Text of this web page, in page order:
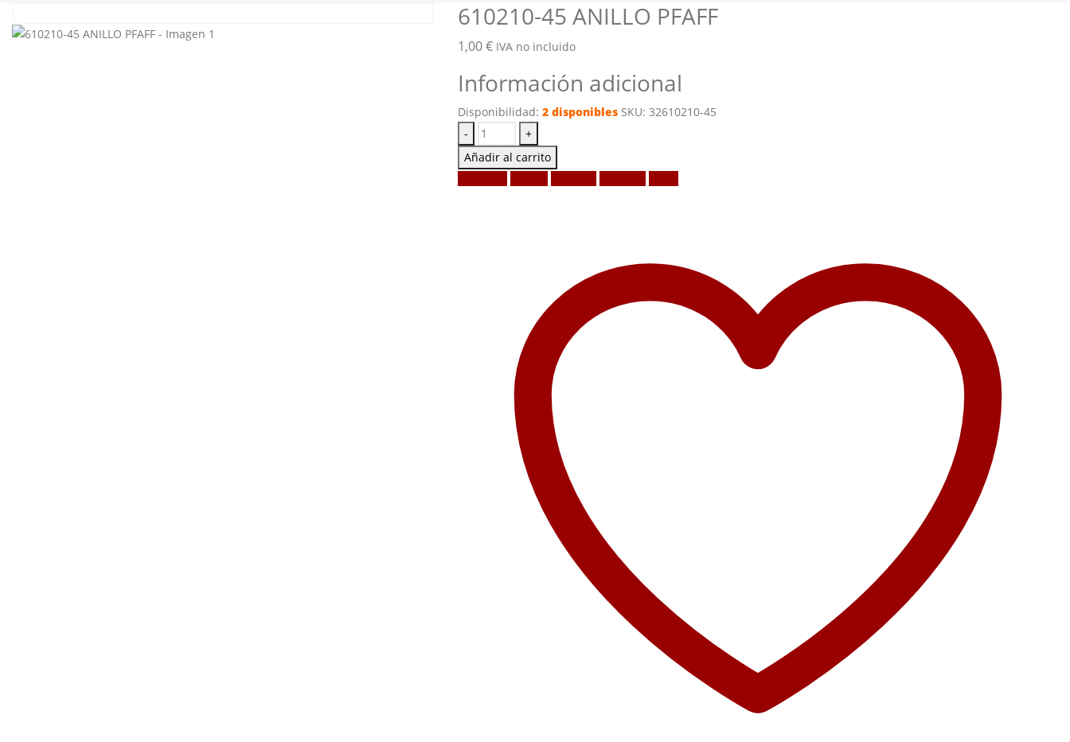
610210-45 ANILLO PFAFF
1,00€ IVA no incluido
Información adicional
Disponibilidad: 2 disponibles SKU: 32610210-45
-
+
Añadir al carrito